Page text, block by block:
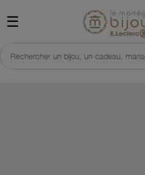
☰
Rechercher un bijou, un cadeau,